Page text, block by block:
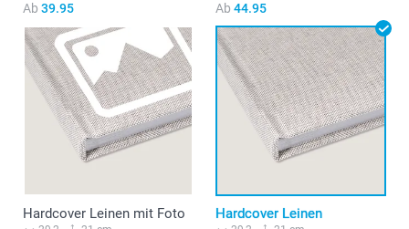
Ab 39.95 Ab 44.95
Hardcover Leinen mit Foto Hardcover Leinen